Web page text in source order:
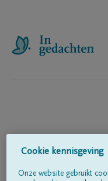
Cookie kennisgeving
Onze website gebruikt